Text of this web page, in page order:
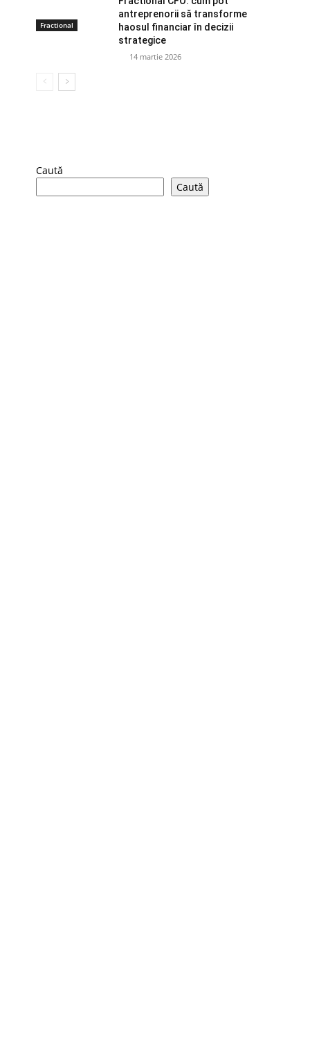
Fractional
antreprenorii să transforme
haosul financiar în decizii
strategice
14 martie 2026
Caută
Caută